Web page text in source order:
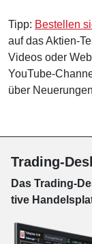
Tipp: Bestellen
auf das Aktien-
Videos oder
YouTube-
über
Trading-
Das Trading-
tive